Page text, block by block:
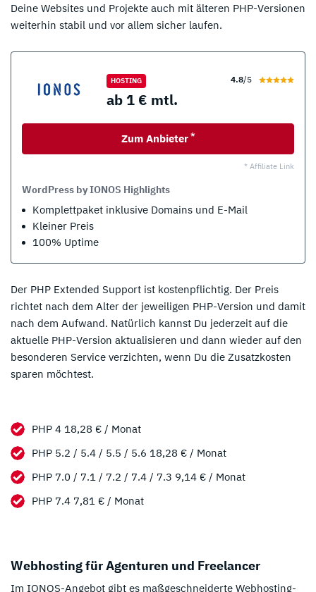
Deine Websites und Projekte auch mit älteren PHP-Versionen
weiterhin stabil und vor allem sicher laufen.
HOSTING 4.8/5
ab 1 € mtl.
Zum Anbieter *
* Affiliate Link
WordPress by IONOS Highlights
Komplettpaket inklusive Domains und E-Mail
Kleiner Preis
100% Uptime
Der PHP Extended Support ist kostenpflichtig. Der Preis
richtet nach dem Alter der jeweiligen PHP-Version und damit
nach dem Aufwand. Natürlich kannst Du jederzeit auf die
aktuelle PHP-Version aktualisieren und dann wieder auf den
besonderen Service verzichten, wenn Du die Zusatzkosten
sparen möchtest.
PHP 4 18,28 € / Monat
PHP 5.2 / 5.4 / 5.5 / 5.6 18,28 € / Monat
PHP 7.0 / 7.1 / 7.2 / 7.4 / 7.3 9,14 € / Monat
PHP 7.4 7,81 € / Monat
Webhosting für Agenturen und Freelancer
Im IONOS-Angebot gibt es maßgeschneiderte Webhosting-